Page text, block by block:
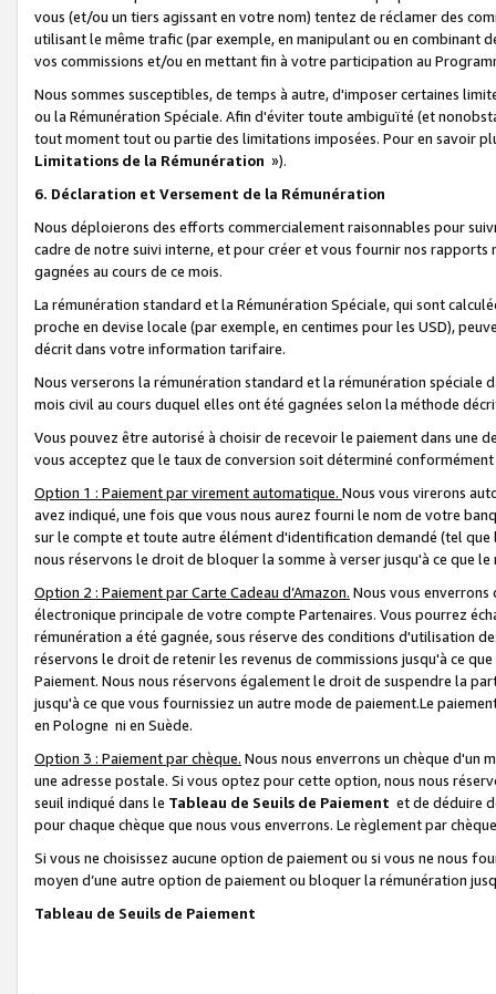
vous (et/ou un tiers agissant en votre nom) tentez de réclamer des
utilisant le même trafic (par exemple, en manipulant ou en combinant
vos commissions et/ou en mettant fin à votre participation au
Nous sommes susceptibles, de temps à autre, d'imposer certaines
ou la Rémunération Spéciale. Afin d'éviter toute ambiguïté (et
tout moment tout ou partie des limitations imposées. Pour en savoir
Limitations de la Rémunération »).
6. Déclaration et Versement de la Rémunération
Nous déploierons des efforts commercialement raisonnables pour
cadre de notre suivi interne, et pour créer et vous fournir nos
gagnées au cours de ce mois.
La rémunération standard et la Rémunération Spéciale, qui sont
proche en devise locale (par exemple, en centimes pour les USD),
décrit dans votre information tarifaire.
Nous verserons la rémunération standard et la rémunération spéciale
mois civil au cours duquel elles ont été gagnées selon la méthode
Vous pouvez être autorisé à choisir de recevoir le paiement dans une
vous acceptez que le taux de conversion soit déterminé
Option 1 : Paiement par virement automatique. Nous vous virerons
avez indiqué, une fois que vous nous aurez fourni le nom de votre
sur le compte et toute autre élément d'identification demandé (tel que
nous réservons le droit de bloquer la somme à verser jusqu'à ce que
Option 2 : Paiement par Carte Cadeau d’Amazon. Nous vous
électronique principale de votre compte Partenaires. Vous pourrez
rémunération a été gagnée, sous réserve des conditions d'utilisation
réservons le droit de retenir les revenus de commissions jusqu'à ce
Paiement. Nous nous réservons également le droit de suspendre la
jusqu'à ce que vous fournissiez un autre mode de paiement.Le
en Pologne ni en Suède.
Option 3 : Paiement par chèque. Nous nous enverrons un chèque d'un
une adresse postale. Si vous optez pour cette option, nous nous
seuil indiqué dans le Tableau de Seuils de Paiement et de déduire
pour chaque chèque que nous vous enverrons. Le règlement par
Si vous ne choisissez aucune option de paiement ou si vous ne nous
moyen d’une autre option de paiement ou bloquer la rémunération
Tableau de Seuils de Paiement